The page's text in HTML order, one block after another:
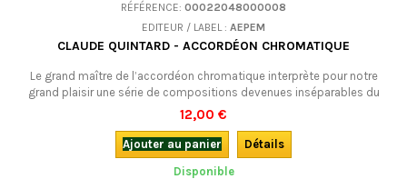
RÉFÉRENCE: 00022048000008
EDITEUR / LABEL : AEPEM
CLAUDE QUINTARD - ACCORDÉON CHROMATIQUE
Le grand maître de l’accordéon chromatique interprète pour notre
grand plaisir une série de compositions devenues inséparables du
patrimoine musical d’Auvergne et du Rouergue.Danseurs et amateurs
du piano à bretelles, ce CD est fait pour vous !
12,00 €
Ajouter au panier
Détails
Disponible